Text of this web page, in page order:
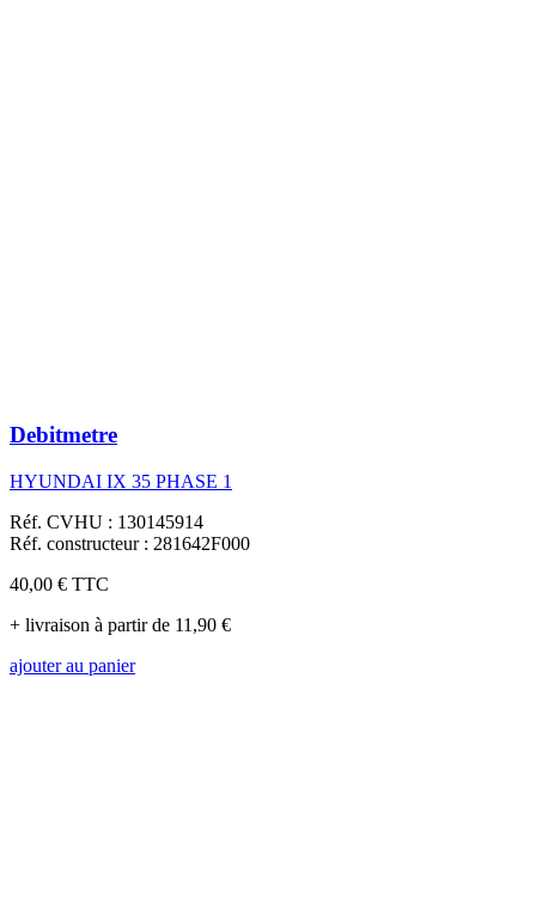
Debitmetre
HYUNDAI IX 35 PHASE 1
Réf. CVHU : 130145914
Réf. constructeur : 281642F000
40,00 € TTC
+ livraison à partir de 11,90 €
ajouter au panier